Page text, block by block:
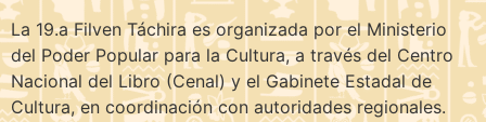
La 19.a Filven Táchira es organizada por el Ministerio
del Poder Popular para la Cultura, a través del Centro
Nacional del Libro (Cenal) y el Gabinete Estadal de
Cultura, en coordinación con autoridades regionales.